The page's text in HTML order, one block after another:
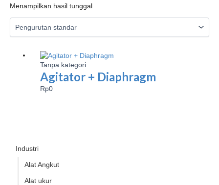
Industri
Alat Angkut
Alat ukur
Menampilkan hasil tunggal
Tanpa kategori
Agitator + Diaphragm
Rp0